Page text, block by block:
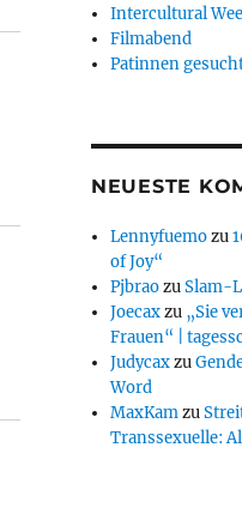
Intercultural
Filmabend
Patinnen
NEUESTE
Lennyfuemozu
of Joy“
PjbraozuSlam-
Joecaxzu „Sie
Frauen“ |
Judycaxzu
Word
MaxKamzu
Transsexuelle: